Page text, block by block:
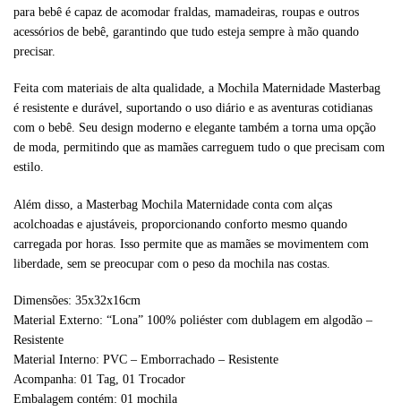
para bebê é capaz de acomodar fraldas, mamadeiras, roupas e outros
acessórios de bebê, garantindo que tudo esteja sempre à mão quando
precisar.
Feita com materiais de alta qualidade, a Mochila Maternidade Masterbag
é resistente e durável, suportando o uso diário e as aventuras cotidianas
com o bebê. Seu design moderno e elegante também a torna uma opção
de moda, permitindo que as mamães carreguem tudo o que precisam com
estilo.
Além disso, a Masterbag Mochila Maternidade conta com alças
acolchoadas e ajustáveis, proporcionando conforto mesmo quando
carregada por horas. Isso permite que as mamães se movimentem com
liberdade, sem se preocupar com o peso da mochila nas costas.
Dimensões: 35x32x16cm
Material Externo: “Lona” 100% poliéster com dublagem em algodão –
Resistente
Material Interno: PVC – Emborrachado – Resistente
Acompanha: 01 Tag, 01 Trocador
Embalagem contém: 01 mochila